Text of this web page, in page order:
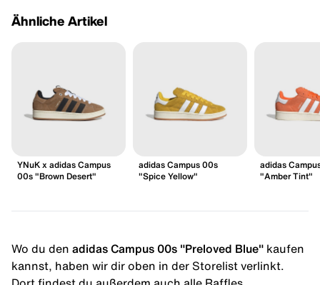
Ähnliche Artikel
YNuK x adidas Campus
00s "Brown Desert"
adidas Campus 00s
"Spice Yellow"
adidas
"Amber Tint"
Wo du den adidas Campus 00s "Preloved Blue" kaufen
kannst, haben wir dir oben in der Storelist verlinkt.